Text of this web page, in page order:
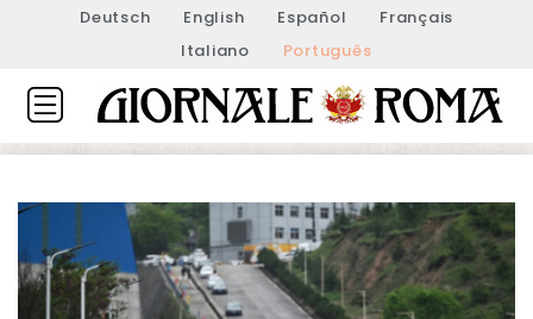
Deutsch English Español
Français
Italiano
Português